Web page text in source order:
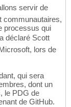
servir de
communautaires,
processus qui
déclaré Scott
lors de
qui sera
dont un
le PDG de
de GitHub.